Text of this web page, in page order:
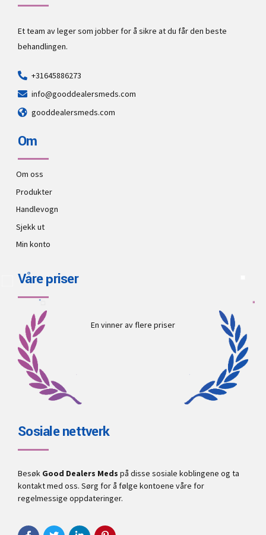
Et team av leger som jobber for å sikre at du får den beste
behandlingen.
+31645886273
info@gooddealersmeds.com
gooddealersmeds.com
Om
Om oss
Produkter
Handlevogn
Sjekk ut
Min konto
Våre priser
En vinner av flere priser
Sosiale nettverk
Besøk Good Dealers Meds på disse sosiale koblingene og ta
kontakt med oss. Sørg for å følge kontoene våre for
regelmessige oppdateringer.